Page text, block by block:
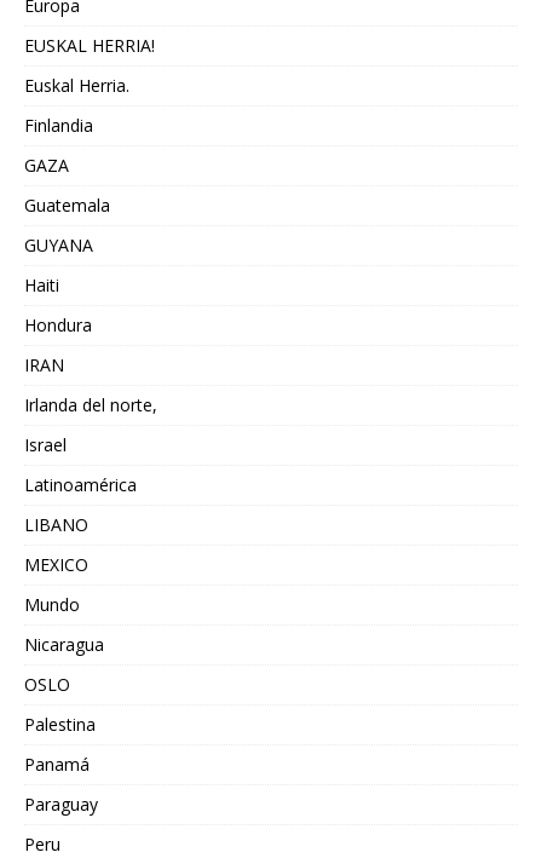
Europa
EUSKAL HERRIA!
Euskal Herria.
Finlandia
GAZA
Guatemala
GUYANA
Haiti
Hondura
IRAN
Irlanda del norte,
Israel
Latinoamérica
LIBANO
MEXICO
Mundo
Nicaragua
OSLO
Palestina
Panamá
Paraguay
Peru